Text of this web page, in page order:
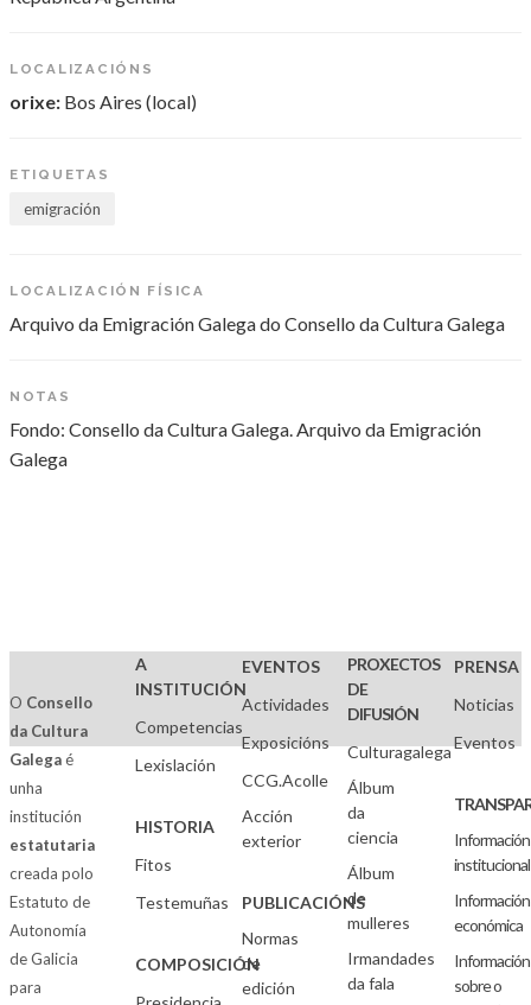
LOCALIZACIÓNS
orixe: Bos Aires (local)
ETIQUETAS
emigración
LOCALIZACIÓN FÍSICA
Arquivo da Emigración Galega do Consello da Cultura Galega
NOTAS
Fondo: Consello da Cultura Galega. Arquivo da Emigración
Galega
O Consello
da Cultura
Galegaé
unha
institución
estatutaria
creada polo
Estatuto de
Autonomía
de Galicia
para
A
INSTITUCIÓN
Competencias
Lexislación
HISTORIA
Fitos
Testemuñas
COMPOSICIÓN
EVENTOS
Actividades
Exposicións
CCG.Acolle
Acción
exterior
PUBLICACIÓNS
Normas
de
edición
PROXECTOS
DE
DIFUSIÓN
Culturagalega
Álbum
da
ciencia
Álbum
de
mulleres
Irmandades
da fala
PRENSA
Noticias
Eventos
Información
institucional
Información
económica
Información
sobre o